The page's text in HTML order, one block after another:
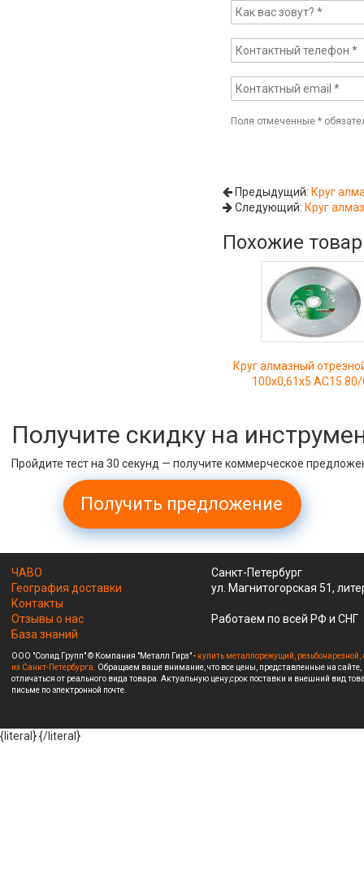
Поля отмеченные*
Предыдущий: Круг
Следующий: Круг
Похожие
Круг алмазный
100х0,61х5 АС15
Получите скидку на
Пройдите тест на 30 секунд — получите коммерческое
Получить предложение
ЧАВО
География доставки
Контакты
Отзывы о нас
База знаний
Санкт-Петербург
ул. Магнитогорская 51,
Работаем по всей РФ и СНГ
ООО "Солид Групп" © Компания "Металл Гирз" - купить металлорежущий,
из Санкт-Петербурга. Обращаем ваше внимание, что все цены, представленные на
отличаться от реального вида товара. Актуальную цену,срок поставки и внешний вид
письме по электронной почте.
{literal}{/literal}